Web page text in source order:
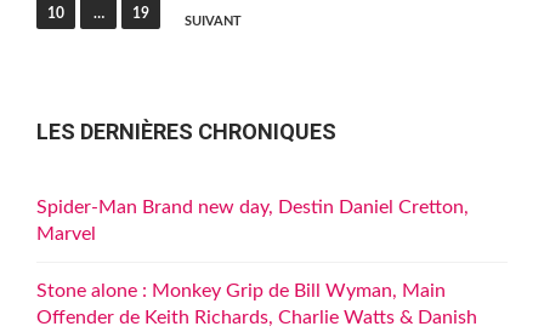
publications
10 … 19
SUIVANT
LES DERNIÈRES CHRONIQUES
Spider-Man Brand new day, Destin Daniel Cretton,
Marvel
Stone alone : Monkey Grip de Bill Wyman, Main
Offender de Keith Richards, Charlie Watts & Danish